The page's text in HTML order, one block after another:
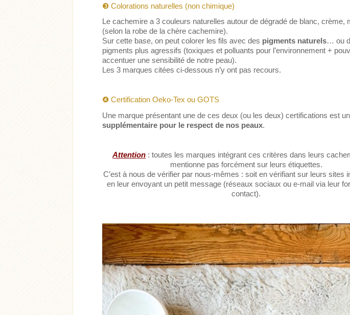
❸ Colorations naturelles (non chimique)
Le cachemire a 3 couleurs naturelles autour de dégradé de blanc, crème,
(selon la robe de la chère cachemire).
Sur cette base, on peut colorer les fils avec des pigments naturels… ou
pigments plus agressifs (toxiques et polluants pour l’environnement +
accentuer une sensibilité de notre peau).
Les 3 marques citées ci-dessous n’y ont pas recours.
❹ Certification Oeko-Tex ou GOTS
Une marque présentant une de ces deux (ou les deux) certifications est
supplémentaire pour le respect de nos peaux.
Attention : toutes les marques intégrant ces critères dans leurs
mentionne pas forcément sur leurs étiquettes.
C’est à nous de vérifier par nous-mêmes : soit en vérifiant sur leurs sites
en leur envoyant un petit message (réseaux sociaux ou e-mail via leur
contact).